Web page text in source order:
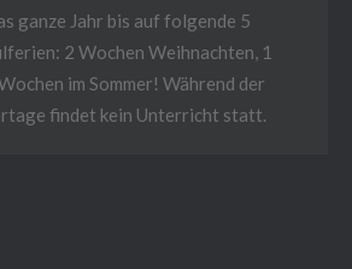
ganze Jahr bis auf folgende 5
2 Wochen Weihnachten, 1
im Sommer! Während der
findet kein Unterricht statt.